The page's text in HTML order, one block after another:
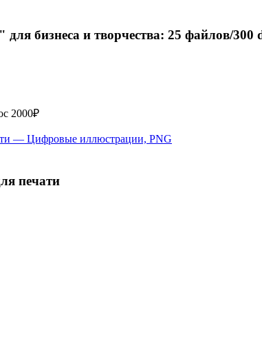
бизнеса и творчества: 25 файлов/300
2000₽
печати